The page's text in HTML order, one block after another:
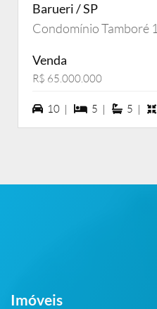
Barueri / SP
Condomínio Tamboré 1
Venda
R$ 65.000.000
10 vagas na garagem
10 | 5 dormiórios
5 | 5 suítes
5 |
Imóveis